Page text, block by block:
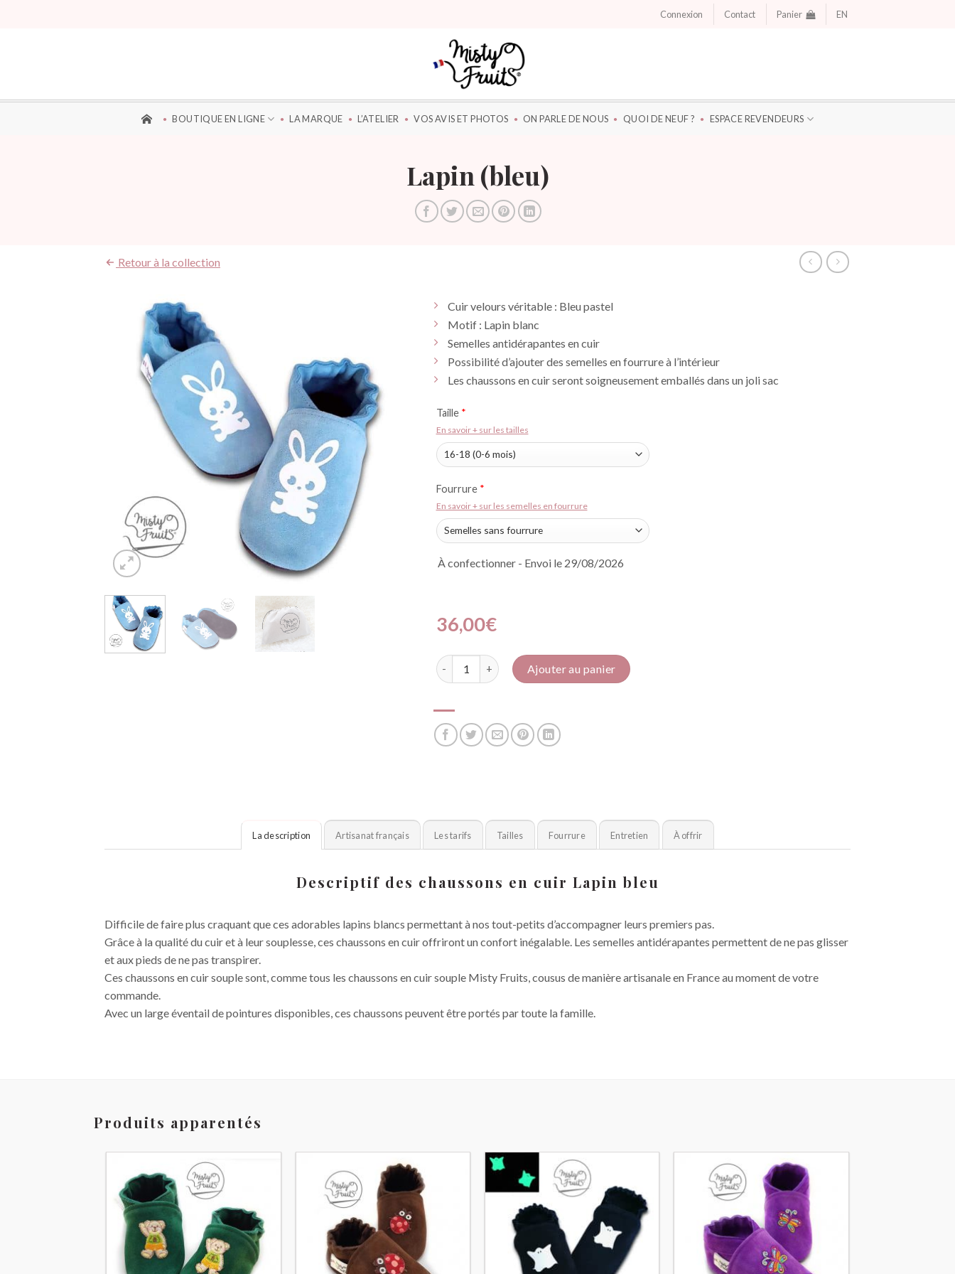
Connexion Contact Panier EN
BOUTIQUE EN LIGNE LA MARQUE L’ATELIER VOS AVIS ET PHOTOS ON PARLE DE NOUS QUOI DE NEUF ? ESPACE REVENDEURS
Lapin (bleu)
Retour à la collection
Cuir velours véritable : Bleu pastel
Motif : Lapin blanc
Semelles antidérapantes en cuir
Possibilité d’ajouter des semelles en fourrure à l’intérieur
Les chaussons en cuir seront soigneusement emballés dans un joli sac
Taille *
En savoir + sur les tailles
Fourrure *
En savoir + sur les semelles en fourrure
À confectionner - Envoi le 29/08/2026
36,00€
quantité de Lapin (bleu)Ajouter au panier
La description Artisanat français Les tarifs Tailles Fourrure Entretien À offrir
Descriptif des chaussons en cuir Lapin bleu
Difficile de faire plus craquant que ces adorables lapins blancs permettant à nos tout-petits d’accompagner leurs premiers pas.
Grâce à la qualité du cuir et à leur souplesse, ces chaussons en cuir offriront un confort inégalable. Les semelles antidérapantes permettent de ne pas glisser
et aux pieds de ne pas transpirer.
Ces chaussons en cuir souple sont, comme tous les chaussons en cuir souple Misty Fruits, cousus de manière artisanale en France au moment de votre
commande.
Avec un large éventail de pointures disponibles, ces chaussons peuvent être portés par toute la famille.
Produits apparentés